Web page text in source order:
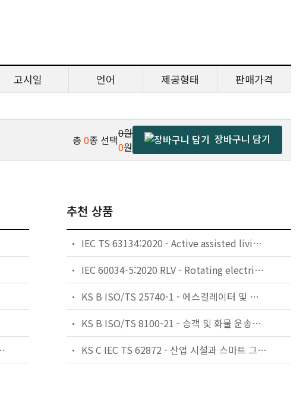
고시일 언어 제공형태 판매가격
총 0종 선택0원
0원
장바구니 담기
의 기계적 성질
추천 상품
IEC TS 63134:2020 - Active assisted living (AAL) use cases
IEC 60034-5:2020 RLV - Rotating electrical machines - Part 5: Degrees of protection provided by the integral design of rotating electrical machines (IP code) - Classification
KS B ISO/TS 25740-1 - 에스컬레이터 및 무빙워크에 대한 안전요건 — 제1부: 세계공통 필수 안전요건(GESRs)
KS B ISO/TS 8100-21 - 승객 및 화물 운송용 엘리베이터 —제21부: 세계공통 필수안전요건(GESRs)을 충족하는 세계공통 안전 파라미터(GSPs)
KS C IEC TS 62872 - 산업 시설과 스마트 그리드 사이의 산업 공정 측정, 제어 및 자동화 시스템 인터페이스